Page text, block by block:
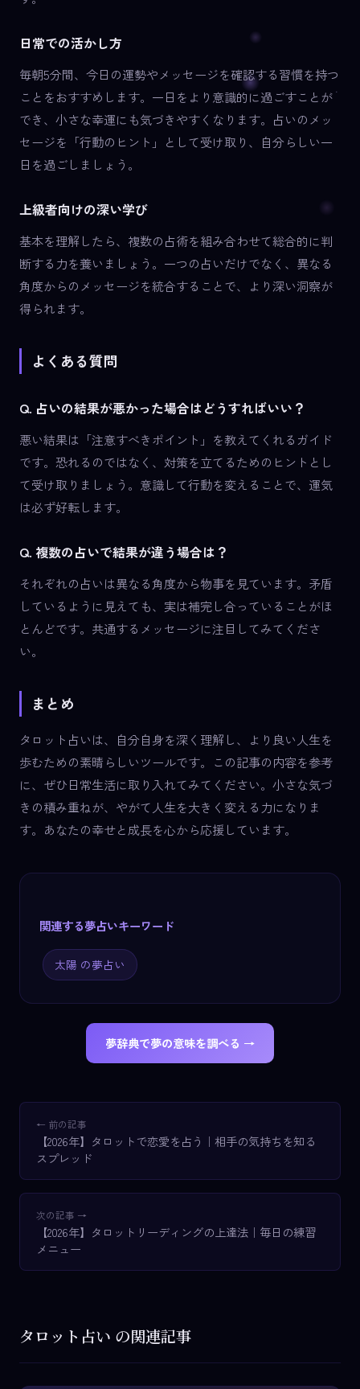
日常での活かし方
毎朝5分間、今日の運勢やメッセージを確認する習慣を持つ
ことをおすすめします。一日をより意識的に過ごすことが
でき、小さな幸運にも気づきやすくなります。占いのメッ
セージを「行動のヒント」として受け取り、自分らしい一
日を過ごしましょう。
上級者向けの深い学び
基本を理解したら、複数の占術を組み合わせて総合的に判
断する力を養いましょう。一つの占いだけでなく、異なる
角度からのメッセージを統合することで、より深い洞察が
得られます。
よくある質問
Q. 占いの結果が悪かった場合はどうすればいい？
悪い結果は「注意すべきポイント」を教えてくれるガイド
です。恐れるのではなく、対策を立てるためのヒントとし
て受け取りましょう。意識して行動を変えることで、運気
は必ず好転します。
Q. 複数の占いで結果が違う場合は？
それぞれの占いは異なる角度から物事を見ています。矛盾
しているように見えても、実は補完し合っていることがほ
とんどです。共通するメッセージに注目してみてくださ
い。
まとめ
タロット占いは、自分自身を深く理解し、より良い人生を
歩むための素晴らしいツールです。この記事の内容を参考
に、ぜひ日常生活に取り入れてみてください。小さな気づ
きの積み重ねが、やがて人生を大きく変える力になりま
す。あなたの幸せと成長を心から応援しています。
関連する夢占いキーワード
太陽 の夢占い
夢辞典で夢の意味を調べる →
← 前の記事
【2026年】タロットで恋愛を占う｜相手の気持ちを知る
スプレッド
次の記事 →
【2026年】タロットリーディングの上達法｜毎日の練習
メニュー
タロット占い の関連記事